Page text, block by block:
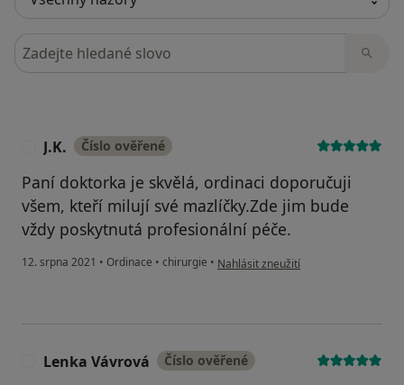
Hledejte v názorech
J.K. Číslo ověřené
Paní doktorka je skvělá, ordinaci doporučuji
všem, kteří milují své mazlíčky.Zde jim bude
vždy poskytnutá profesionální péče.
12. srpna 2021 • Ordinace • chirurgie • podle názoru uživatele J.K.
Nahlásit zneužití
Lenka Vávrová Číslo ověřené